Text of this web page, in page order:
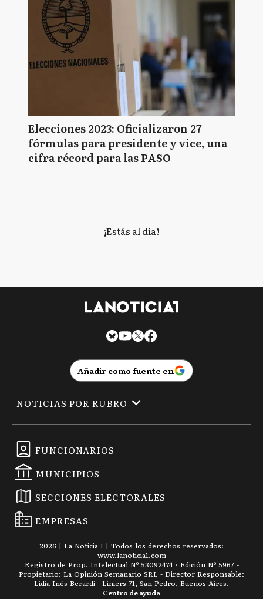
Elecciones 2023: Oficializaron 27
fórmulas para presidente y vice, una
cifra récord para las PASO
¡Estás al día!
Añadir como fuente en
FUNCIONARIOS
MUNICIPIOS
SECCIONES ELECTORALES
EMPRESAS
NOTICIAS POR RUBRO
2026 | La Noticia 1 | Todos los derechos reservados:
www.lanoticia1.com
Registro de Prop. Intelectual Nº 53092474 · Edición Nº 5967 -
Propietario: La Opinión Semanario SRL - Director Responsable:
Lidia Inés Berardi - Liniers 71, San Pedro, Buenos Aires.
Centro de ayuda